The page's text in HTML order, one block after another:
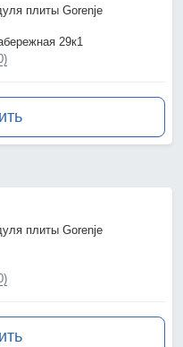
плиты Gorenje
29к1
плиты Gorenje